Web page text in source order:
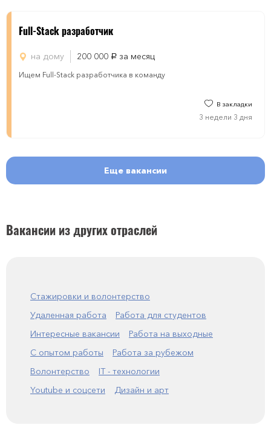
Full-Stack разработчик
на дому 200 000 руб. за месяц
Ищем Full-Stack разработчика в команду
В закладки
3 недели 3 дня
Еще вакансии
Вакансии из других отраслей
Стажировки и волонтерство
Удаленная работа
Работа для студентов
Интересные вакансии
Работа на выходные
С опытом работы
Работа за рубежом
Волонтерство
IT - технологии
Youtube и соцсети
Дизайн и арт